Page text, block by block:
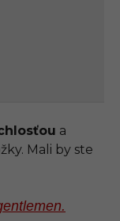
a
Mali by ste